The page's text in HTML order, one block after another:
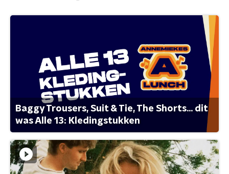
Baggy Trousers, Suit & Tie, The Shorts... dit
was Alle 13: Kledingstukken